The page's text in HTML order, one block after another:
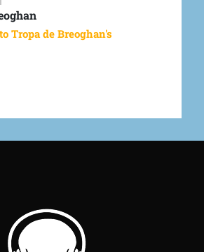
Tropa de Breoghan's